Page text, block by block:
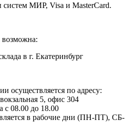
МИР, Visa и MasterCard.
возможна:
в г. Екатеринбург
осуществляется по адресу:
5, офис 304
с 08.00 до 18.00
в рабочие дни (ПН-ПТ), СБ-